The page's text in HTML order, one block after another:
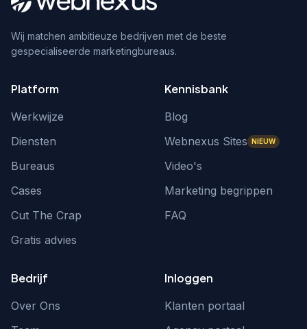
Wij matchen ambitieuze bedrijven met de beste
gespecialiseerde marketingbureaus.
Platform
Werkwijze
Diensten
Bureaus
Cases
Cut The Crap
Gratis advies
Kennisbank
Blog
Webnexus Sites NIEUW
Video's
Marketing begrippen
FAQ
Bedrijf
Over Ons
Inloggen
Klanten portaal